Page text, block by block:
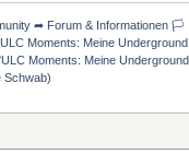
➦ Forum & Informationen
Moments: Meine
Moments: Meine
Schwab)